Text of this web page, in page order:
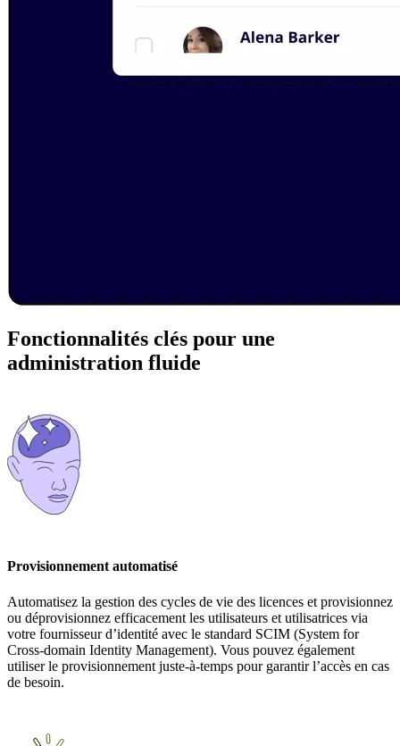
Fonctionnalités clés pour une
administration fluide
Provisionnement automatisé
Automatisez la gestion des cycles de vie des licences et provisionnez
ou déprovisionnez efficacement les utilisateurs et utilisatrices via
votre fournisseur d’identité avec le standard SCIM (System for
Cross-domain Identity Management). Vous pouvez également
utiliser le provisionnement juste-à-temps pour garantir l’accès en cas
de besoin.